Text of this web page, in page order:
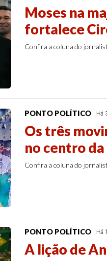
Moses na
fortalece
Confira a coluna do
PONTO POLÍTICO Há
Os três
no centro
Confira a coluna do
PONTO POLÍTICO Há
A lição de